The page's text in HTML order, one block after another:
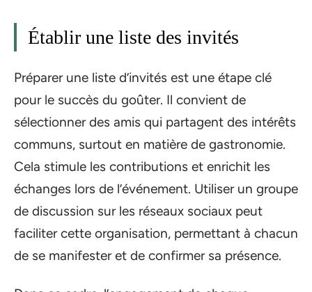
Établir une liste des invités
Préparer une liste d’invités est une étape clé
pour le succès du goûter. Il convient de
sélectionner des amis qui partagent des intérêts
communs, surtout en matière de gastronomie.
Cela stimule les contributions et enrichit les
échanges lors de l’événement. Utiliser un groupe
de discussion sur les réseaux sociaux peut
faciliter cette organisation, permettant à chacun
de se manifester et de confirmer sa présence.